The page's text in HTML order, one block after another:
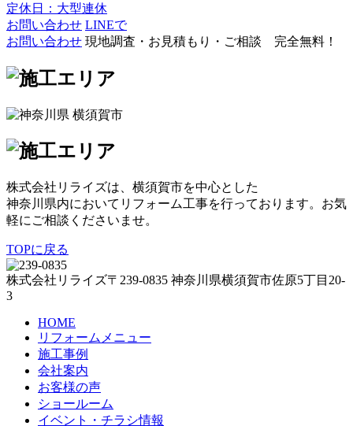
定休日：大型連休
お問い合わせ LINEで
お問い合わせ 現地調査・お見積もり・ご相談 完全無料！
株式会社リライズは、横須賀市を中心とした
神奈川県内においてリフォーム工事を行っております。お気
軽にご相談くださいませ。
TOPに戻る
株式会社リライズ〒239-0835 神奈川県横須賀市佐原5丁目20-
3
HOME
リフォームメニュー
施工事例
会社案内
お客様の声
ショールーム
イベント・チラシ情報